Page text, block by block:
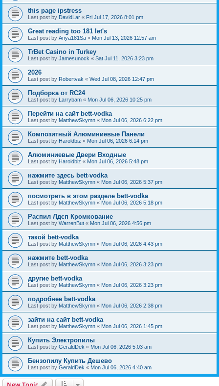
this page ipstress
Last post by DavidLar « Fri Jul 17, 2026 8:01 pm
Great reading too 181 let's
Last post by Anya181Sa « Mon Jul 13, 2026 12:57 am
TrBet Casino in Turkey
Last post by Jamesunock « Sat Jul 11, 2026 3:23 pm
2026
Last post by Robertvak « Wed Jul 08, 2026 12:47 pm
Подборка от RC24
Last post by Larrybam « Mon Jul 06, 2026 10:25 pm
Перейти на сайт bett-vodka
Last post by MatthewSkymn « Mon Jul 06, 2026 6:22 pm
Композитный Алюминиевые Панели
Last post by Haroldbiz « Mon Jul 06, 2026 6:14 pm
Алюминиевые Двери Входные
Last post by Haroldbiz « Mon Jul 06, 2026 5:48 pm
нажмите здесь bett-vodka
Last post by MatthewSkymn « Mon Jul 06, 2026 5:37 pm
посмотреть в этом разделе bett-vodka
Last post by MatthewSkymn « Mon Jul 06, 2026 5:18 pm
Распил Лдсп Кромкование
Last post by WarrenBut « Mon Jul 06, 2026 4:56 pm
такой bett-vodka
Last post by MatthewSkymn « Mon Jul 06, 2026 4:43 pm
нажмите bett-vodka
Last post by MatthewSkymn « Mon Jul 06, 2026 3:23 pm
другие bett-vodka
Last post by MatthewSkymn « Mon Jul 06, 2026 3:23 pm
подробнее bett-vodka
Last post by MatthewSkymn « Mon Jul 06, 2026 2:38 pm
зайти на сайт bett-vodka
Last post by MatthewSkymn « Mon Jul 06, 2026 1:45 pm
Купить Электропилы
Last post by GeraldDek « Mon Jul 06, 2026 5:03 am
Бензопилу Купить Дешево
Last post by GeraldDek « Mon Jul 06, 2026 4:40 am